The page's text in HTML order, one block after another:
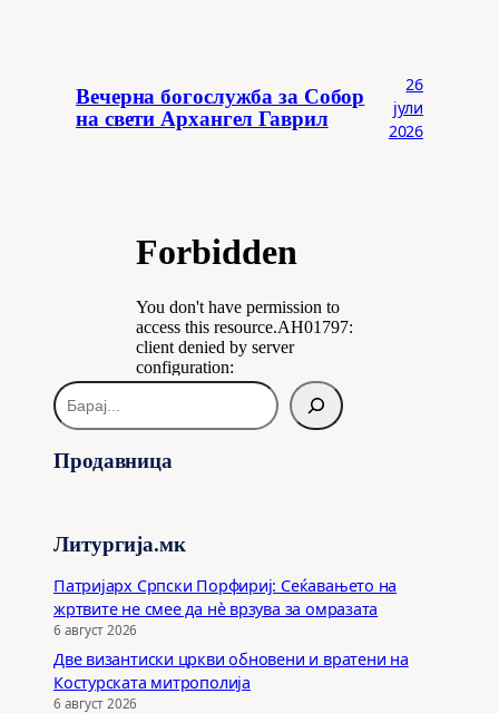
Вечерна богослужба за Собор
на свети Архангел Гаврил
26
јули
2026
Б
а
а
Продавница
Литургија.мк
Патријарх Српски Порфириј: Сеќавањето на
жртвите не смее да нѐ врзува за омразата
6 август 2026
Две византиски цркви обновени и вратени на
Костурската митрополија
6 август 2026